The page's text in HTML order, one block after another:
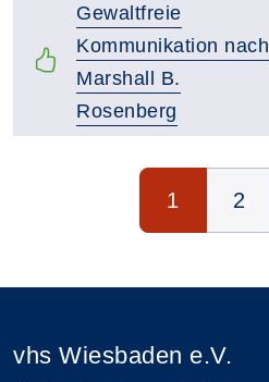
Gewaltfreie
Kommunikation nach
Marshall B.
Rosenberg
1 2
vhs Wiesbaden e.V.